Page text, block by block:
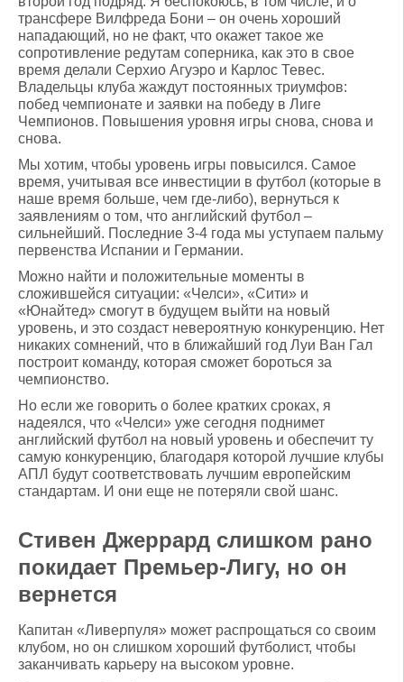
трансфере Вилфреда Бони – он очень хороший
нападающий, но не факт, что окажет такое же
сопротивление редутам соперника, как это в свое
время делали Серхио Агуэро и Карлос Тевес.
Владельцы клуба жаждут постоянных триумфов:
побед чемпионате и заявки на победу в Лиге
Чемпионов. Повышения уровня игры снова, снова и
снова.
Мы хотим, чтобы уровень игры повысился. Самое
время, учитывая все инвестиции в футбол (которые в
наше время больше, чем где-либо), вернуться к
заявлениям о том, что английский футбол –
сильнейший. Последние 3-4 года мы уступаем пальму
первенства Испании и Германии.
Можно найти и положительные моменты в
сложившейся ситуации: «Челси», «Сити» и
«Юнайтед» смогут в будущем выйти на новый
уровень, и это создаст невероятную конкуренцию. Нет
никаких сомнений, что в ближайший год Луи Ван Гал
построит команду, которая сможет бороться за
чемпионство.
Но если же говорить о более кратких сроках, я
надеялся, что «Челси» уже сегодня поднимет
английский футбол на новый уровень и обеспечит ту
самую конкуренцию, благодаря которой лучшие клубы
АПЛ будут соответствовать лучшим европейским
стандартам. И они еще не потеряли свой шанс.
Стивен Джеррард слишком рано
покидает Премьер-Лигу, но он
вернется
Капитан «Ливерпуля» может распрощаться со своим
клубом, но он слишком хороший футболист, чтобы
заканчивать карьеру на высоком уровне.